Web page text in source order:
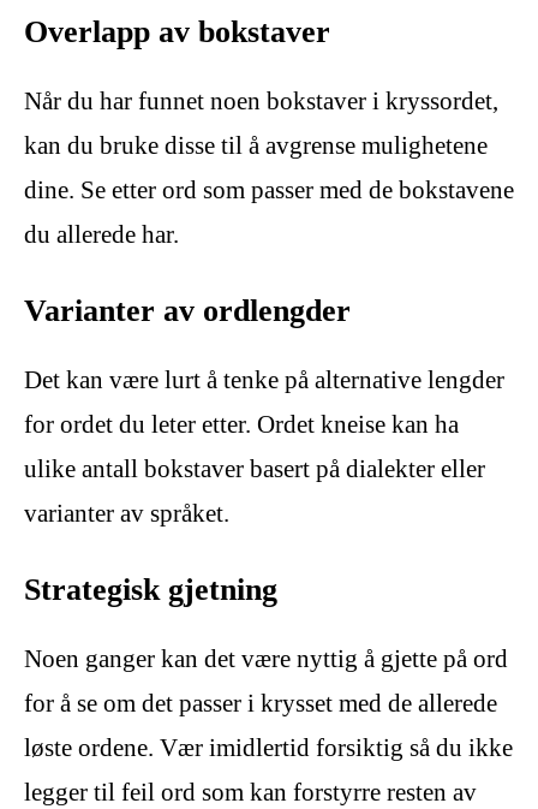
Overlapp av bokstaver
Når du har funnet noen bokstaver i kryssordet,
kan du bruke disse til å avgrense mulighetene
dine. Se etter ord som passer med de bokstavene
du allerede har.
Varianter av ordlengder
Det kan være lurt å tenke på alternative lengder
for ordet du leter etter. Ordet kneise kan ha
ulike antall bokstaver basert på dialekter eller
varianter av språket.
Strategisk gjetning
Noen ganger kan det være nyttig å gjette på ord
for å se om det passer i krysset med de allerede
løste ordene. Vær imidlertid forsiktig så du ikke
legger til feil ord som kan forstyrre resten av